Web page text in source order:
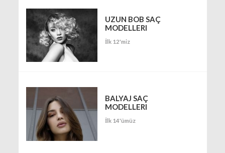
UZUN BOB SAÇ
MODELLERI
İlk 12'miz
BALYAJ SAÇ
MODELLERI
İlk 14'ümüz